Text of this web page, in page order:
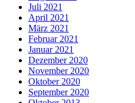
Juli 2021
April 2021
März 2021
Februar 2021
Januar 2021
Dezember 2020
November 2020
Oktober 2020
September 2020